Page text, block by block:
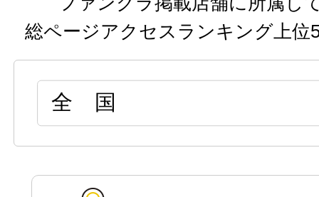
総ページアクセスランキング上位